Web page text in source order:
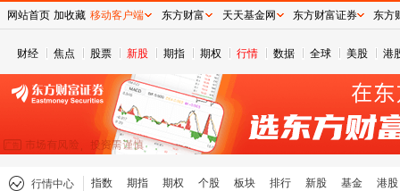
财经 焦点 股票 新股 期指 期权 行情 数据 全球 美股 港
行情中心 指数 期指 期权 个股 板块 排行 新股 基金 港股
网站首页 加收藏 移动客户端 东方财富 天天基金网 东方财富证券 东方